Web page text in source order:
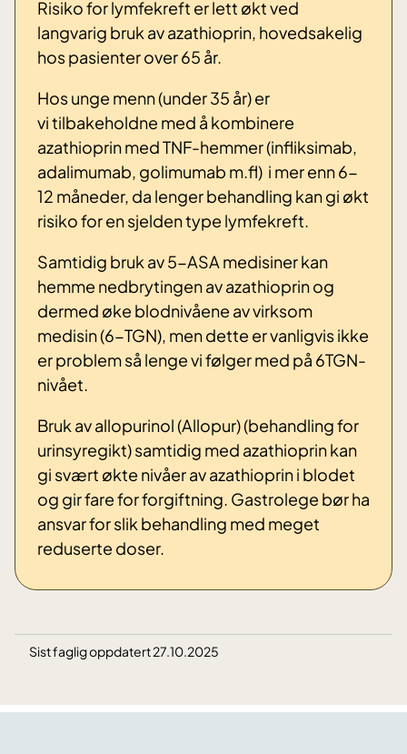
Risiko for lymfekreft er lett økt ved
langvarig bruk av azathioprin, hovedsakelig
hos pasienter over 65 år.
Hos unge menn (under 35 år) er
vi tilbakeholdne med å kombinere
azathioprin med TNF-hemmer (infliksimab,
adalimumab, golimumab m.fl) i mer enn 6-
12 måneder, da lenger behandling kan gi økt
risiko for en sjelden type lymfekreft.
Samtidig bruk av 5-ASA medisiner kan
hemme nedbrytingen av azathioprin og
dermed øke blodnivåene av virksom
medisin (6-TGN), men dette er vanligvis ikke
er problem så lenge vi følger med på 6TGN-
nivået.
Bruk av allopurinol (Allopur) (behandling for
urinsyregikt) samtidig med azathioprin kan
gi svært økte nivåer av azathioprin i blodet
og gir fare for forgiftning. Gastrolege bør ha
ansvar for slik behandling med meget
reduserte doser.
Sist faglig oppdatert 27.10.2025